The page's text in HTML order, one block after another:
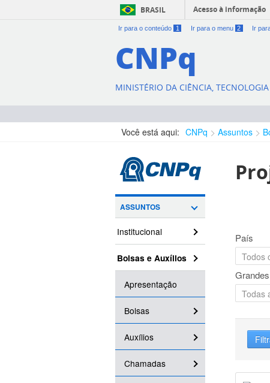
BRASIL Acesso à informação
Ir para o conteúdo 1 Ir para o menu 2 Ir
CNPq
MINISTÉRIO DA CIÊNCIA,
Você está aqui: CNPq Assuntos
ASSUNTOS
Institucional
Bolsas e Auxílios
Apresentação
Bolsas
Auxílios
Chamadas
País